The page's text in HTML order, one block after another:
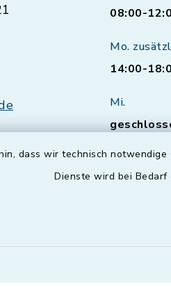
dass wir technisch
Dienste wird bei
08:00-
Mo.
14:00-
Mi.